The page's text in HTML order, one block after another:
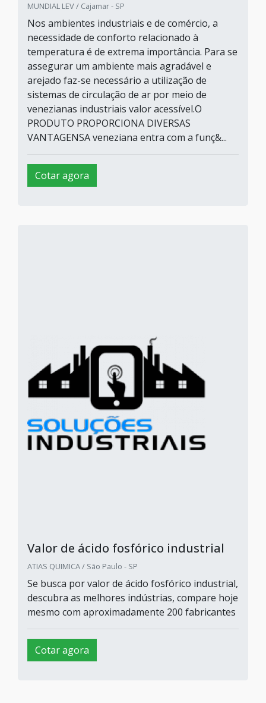
MUNDIAL LEV / Cajamar - SP
Nos ambientes industriais e de comércio, a
necessidade de conforto relacionado à
temperatura é de extrema importância. Para se
assegurar um ambiente mais agradável e
arejado faz-se necessário a utilização de
sistemas de circulação de ar por meio de
venezianas industriais valor acessível.O
PRODUTO PROPORCIONA DIVERSAS
VANTAGENSA veneziana entra com a funç&...
Cotar agora
Valor de ácido fosfórico industrial
ATIAS QUIMICA / São Paulo - SP
Se busca por valor de ácido fosfórico industrial,
descubra as melhores indústrias, compare hoje
mesmo com aproximadamente 200 fabricantes
Cotar agora